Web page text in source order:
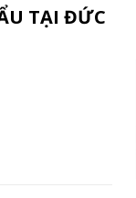
TẠI ĐỨC
TẠI ĐỨC